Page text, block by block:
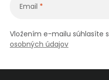
Email
Vložením e-mailu súhlasíte s
osobných údajov